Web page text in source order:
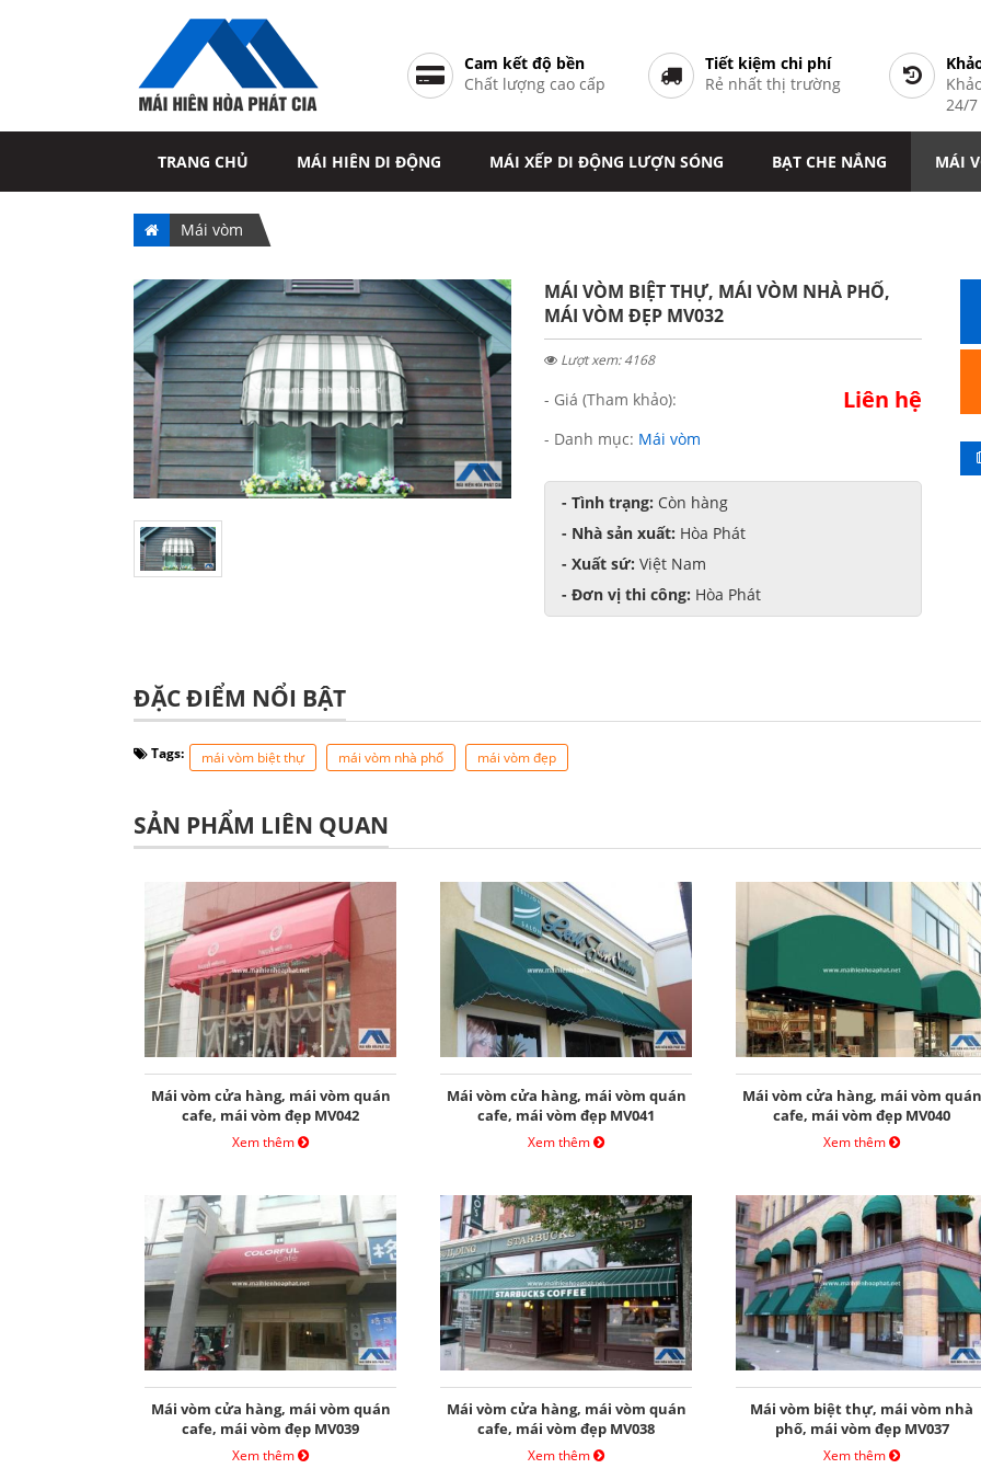
Cam kết độ bền
Chất lượng cao cấp
Tiết kiệm chi phí
Rẻ nhất thị trường
24/7
TRANG CHỦ MÁI HIÊN DI ĐỘNG MÁI XẾP DI ĐỘNG LƯỢN SÓNG BẠT CHE NẮNG MÁI
TIN TỨC
Mái vòm
MÁI VÒM BIỆT THỰ, MÁI VÒM NHÀ PHỐ,
MÁI VÒM ĐẸP MV032
Lượt xem: 4168
- Giá (Tham khảo): Liên hệ
- Danh mục: Mái vòm
- Tình trạng: Còn hàng
- Nhà sản xuất: Hòa Phát
- Xuất sứ: Việt Nam
- Đơn vị thi công: Hòa Phát
ĐẶC ĐIỂM NỔI BẬT
Tags: mái vòm biệt thự mái vòm nhà phố mái vòm đẹp
SẢN PHẨM LIÊN QUAN
Mái vòm cửa hàng, mái vòm quán
cafe, mái vòm đẹp MV042
Xem thêm
Mái vòm cửa hàng, mái vòm quán
cafe, mái vòm đẹp MV041
Xem thêm
Mái vòm cửa hàng, mái vòm quán
cafe, mái vòm đẹp MV040
Xem thêm
Mái vòm cửa hàng, mái vòm quán
cafe, mái vòm đẹp MV039
Xem thêm
Mái vòm cửa hàng, mái vòm quán
cafe, mái vòm đẹp MV038
Xem thêm
Mái vòm biệt thự, mái vòm nhà
phố, mái vòm đẹp MV037
Xem thêm